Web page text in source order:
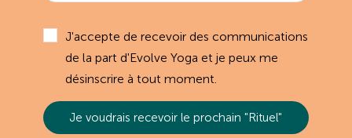
J'accepte de recevoir des communications
de la part d'Evolve Yoga et je peux me
désinscrire à tout moment.
Je voudrais recevoir le prochain "Rituel"